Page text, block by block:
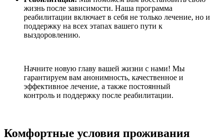
жизнь после зависимости. Наша программа
реабилитации включает в себя не только лечение, но и
поддержку на всех этапах вашего пути к
выздоровлению.
Начните новую главу вашей жизни с нами! Мы
гарантируем вам анонимность, качественное и
эффективное лечение, а также постоянный
контроль и поддержку после реабилитации.
Комфортные условия проживания